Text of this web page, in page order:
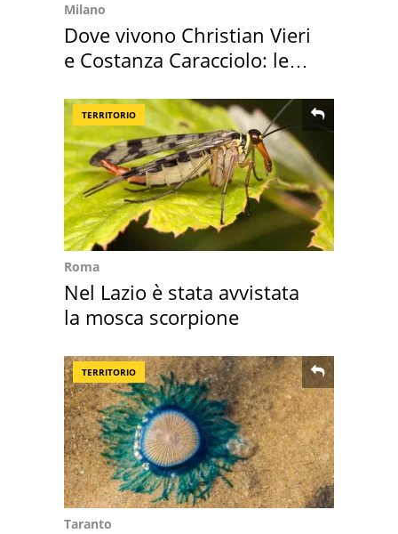
Milano
Dove vivono Christian Vieri
e Costanza Caracciolo: le
TERRITORIO
Roma
Nel Lazio è stata avvistata
la mosca scorpione
TERRITORIO
Taranto